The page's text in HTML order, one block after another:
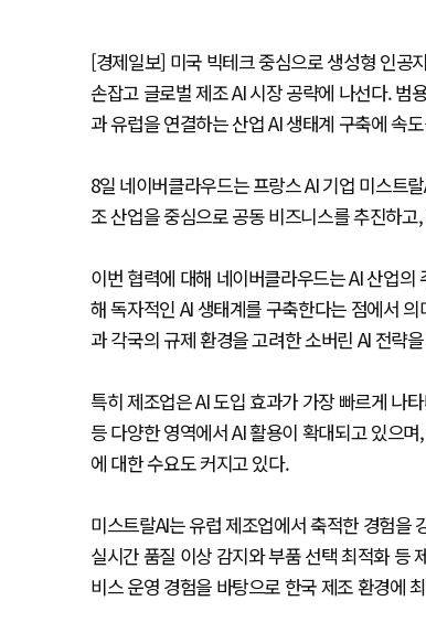
[경제일보] 미국 빅테크 중심으로 생성형 인공
손잡고 글로벌 제조 AI 시장 공략에 나선다. 범
과 유럽을 연결하는 산업 AI 생태계 구축에 속
8일 네이버클라우드는 프랑스 AI 기업 미스트
조 산업을 중심으로 공동 비즈니스를 추진하
이번 협력에 대해 네이버클라우드는 AI 산업
해 독자적인 AI 생태계를 구축한다는 점에서
과 각국의 규제 환경을 고려한 소버린 AI 전략
특히 제조업은 AI 도입 효과가 가장 빠르게 나
등 다양한 영역에서 AI 활용이 확대되고 있으
에 대한 수요도 커지고 있다.
미스트랄AI는 유럽 제조업에서 축적한 경험을
실시간 품질 이상 감지와 부품 선택 최적화 등
비스 운영 경험을 바탕으로 한국 제조 환경에